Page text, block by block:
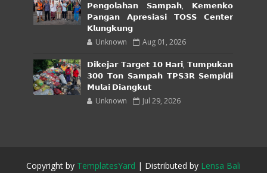
𝗣𝗲𝗻𝗴𝗼𝗹𝗮𝗵𝗮𝗻 𝗦𝗮𝗺𝗽𝗮𝗵, 𝗞𝗲𝗺𝗲𝗻𝗸𝗼
𝗣𝗮𝗻𝗴𝗮𝗻 𝗔𝗽𝗿𝗲𝘀𝗶𝗮𝘀𝗶 𝗧𝗢𝗦𝗦 𝗖𝗲𝗻𝘁𝗲𝗿
𝗞𝗹𝘂𝗻𝗴𝗸𝘂𝗻𝗴
Unknown Aug 01, 2026
𝗗𝗶𝗸𝗲𝗷𝗮𝗿 𝗧𝗮𝗿𝗴𝗲𝘁 𝟭𝟬 𝗛𝗮𝗿𝗶, 𝗧𝘂𝗺𝗽𝘂𝗸𝗮𝗻
𝟯𝟬𝟬 𝗧𝗼𝗻 𝗦𝗮𝗺𝗽𝗮𝗵 𝗧𝗣𝗦𝟯𝗥 𝗦𝗲𝗺𝗽𝗶𝗱𝗶
𝗠𝘂𝗹𝗮𝗶 𝗗𝗶𝗮𝗻𝗴𝗸𝘂𝘁
Unknown Jul 29, 2026
Copyright by TemplatesYard | Distributed by Lensa Bali